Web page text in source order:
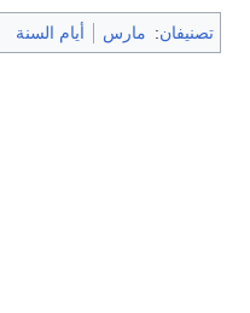
تصنيفان: مارس أيام السنة